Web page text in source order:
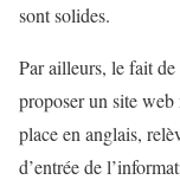
sont solides.
Par ailleurs, le fait
proposer un site
place en anglais,
d’entrée de